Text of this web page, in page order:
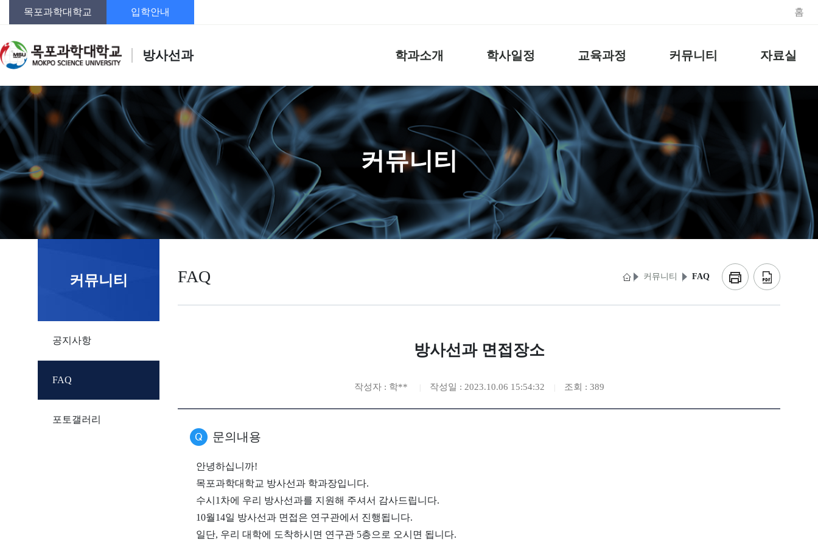
목포과학대학교 입학안내 홈
방사선과 학과소개 학사일정 교육과정 커뮤니티 자료실
커뮤니티
커뮤니티
공지사항
FAQ
포토갤러리
FAQ 커뮤니티 FAQ
방사선과 면접장소
작성자 : 학** 작성일 : 2023.10.06 15:54:32 조회 : 389
문의내용
안녕하십니까!
목포과학대학교 방사선과 학과장입니다.
수시1차에 우리 방사선과를 지원해 주셔서 감사드립니다.
10월14일 방사선과 면접은 연구관에서 진행됩니다.
일단, 우리 대학에 도착하시면 연구관 5층으로 오시면 됩니다.